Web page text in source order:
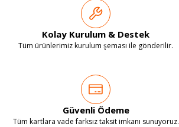
Kolay Kurulum & Destek
Tüm ürünlerimiz kurulum şeması ile gönderilir.
Güvenli Ödeme
Tüm kartlara vade farksız taksit imkanı sunuyoruz.